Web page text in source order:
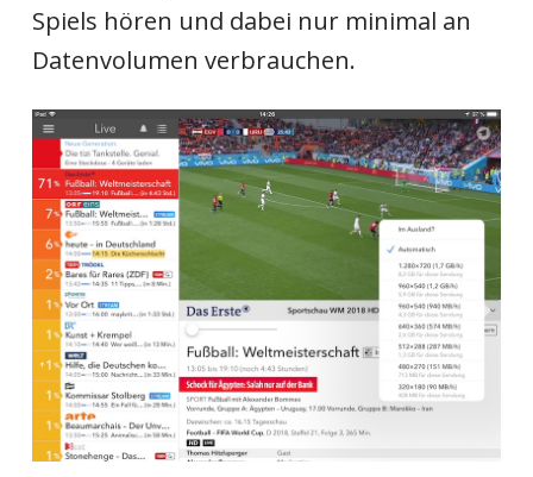
Spiels hören und dabei nur minimal an
Datenvolumen verbrauchen.